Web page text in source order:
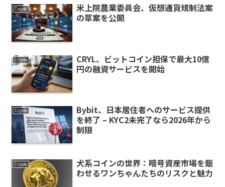
Crypto
米上院農業委員会、仮想通貨規制法案
の草案を公開
Crypto
CRYL、ビットコイン担保で最大10億
円の融資サービスを開始
Crypto
Bybit、日本居住者へのサービス提供
を終了 – KYC2未完了なら2026年から
制限
Crypto
犬系コインの世界：暗号資産市場を賑
わせるワンちゃんたちのリスクと魅力